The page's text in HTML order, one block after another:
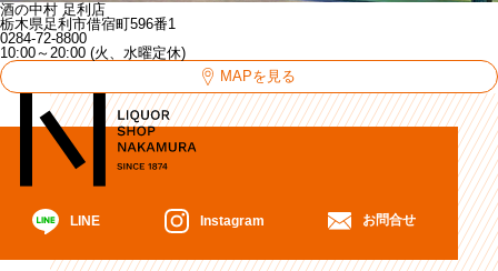
酒の中村 足利店
栃木県足利市借宿町596番1
0284-72-8800
10:00～20:00 (火、水曜定休)
MAPを見る
LINE Instagram お問合せ